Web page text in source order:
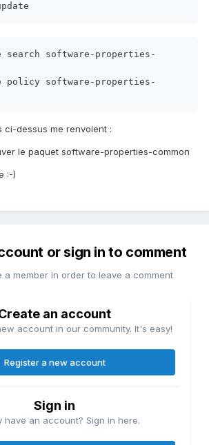
search software-properties-
policy software-properties-
ci-dessus me renvoient :
le paquet software-properties-common
:-)
or sign in to comment
a member in order to leave a comment
an account
account in our community. It's easy!
Register a new account
Sign in
have an account? Sign in here.